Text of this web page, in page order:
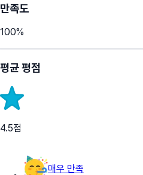
만족도
100%
평균 평점
4.5점
매우 만족